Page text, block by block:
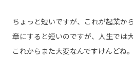
ちょっと短いですが、これが起業か
章にすると短いのですが、人生では
これからまた大変なんですけんどね